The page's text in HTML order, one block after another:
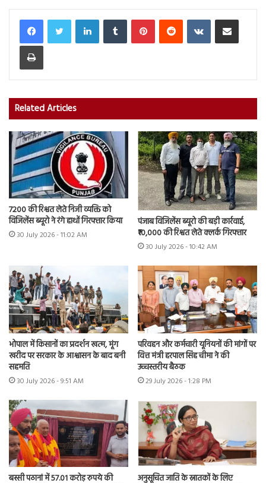
LinkedInTumblr PinterestReddit VKontakteShare via Email
Print
Related Articles
7200 की रिश्वत लेते निजी व्यक्ति को
विजिलेंस ब्यूरो ने रंगे हाथों गिरफ्तार किया
30 July 2026 - 11:02 AM
पंजाब विजिलेंस ब्यूरो की बड़ी कार्रवाई,
₹10,000 की रिश्वत लेते क्लर्क गिरफ्तार
30 July 2026 - 10:42 AM
भोपाल में किसानों का प्रदर्शन खत्म, मूंग
खरीद पर सरकार के आश्वासन के बाद बनी
सहमति
30 July 2026 - 9:51 AM
परिवहन और कर्मचारी यूनियनों की मांगों पर
वित्त मंत्री हरपाल सिंह चीमा ने की
उच्चस्तरीय बैठक
29 July 2026 - 1:28 PM
बस्सी पठानां में 57.01 करोड़ रुपये की
अनुसूचित जाति के स्नातकों के लिए